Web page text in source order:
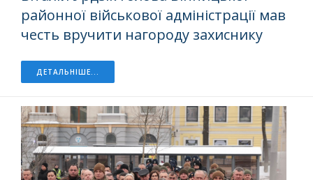
районної військової адміністрації мав
честь вручити нагороду захиснику
ДЕТАЛЬНІШЕ...